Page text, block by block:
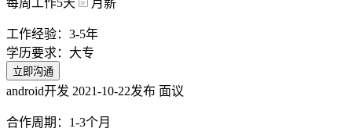
工作经验：3-5年
学历要求：大专
立即沟通
android开发 2021-10-22发布 面议
合作周期：1-3个月